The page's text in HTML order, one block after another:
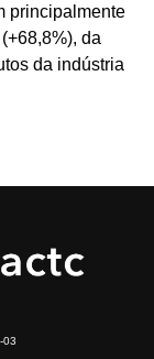
principalmente
da
da indústria
03